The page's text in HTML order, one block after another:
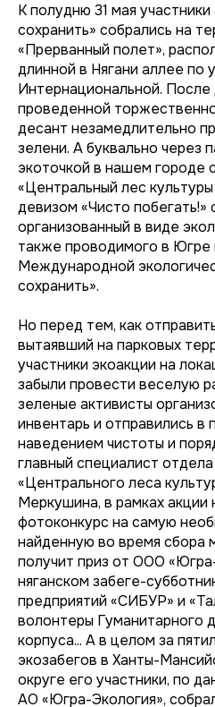
К полудню 31 мая
сохранить» собрались на
«Прерванный полет»,
длинной в Нягани аллее по
Интернациональной. После
проведенной
десант незамедлительно
зелени. А буквально через
экоточкой в нашем городе
«Центральный лес
девизом «Чисто побегать!»
организованный в виде
также проводимого в Югре
Международной
сохранить».
Но перед тем, как
вытаявший на парковых
участники экоакции на
забыли провести веселую
зеленые активисты
инвентарь и отправились в
наведением чистоты и
главный специалист отдела
«Центрального леса
Меркушина, в рамках акции
фотоконкурс на самую
найденную во время сбора
получит приз от ООО
няганском забеге-
предприятий «СИБУР» и
волонтеры Гуманитарного
корпуса... А в целом за
экозабегов в Ханты-
округе его участники, по
АО «Югра-Экология»,